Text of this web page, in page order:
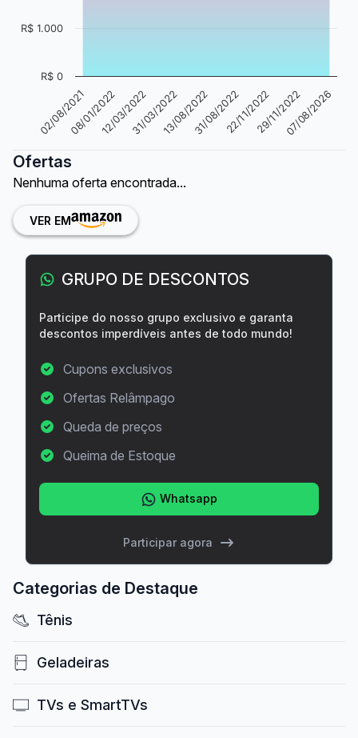
02/08/202108/01/202212/03/202231/03/202213/08/202231/08/202222/11/202229/11/202207/08/2026
R$ 0
R$ 1.000
Ofertas
Nenhuma oferta encontrada...
VER EM
GRUPO DE DESCONTOS
Participe do nosso grupo exclusivo e garanta
descontos imperdíveis antes de todo mundo!
Cupons exclusivos
Ofertas Relâmpago
Queda de preços
Queima de Estoque
Whatsapp
Participar agora
Categorias de Destaque
Tênis
Geladeiras
TVs e SmartTVs